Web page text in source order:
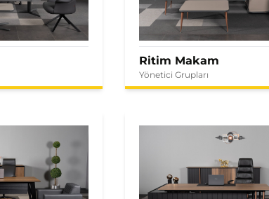
Ritim Makam
Yönetici Grupları